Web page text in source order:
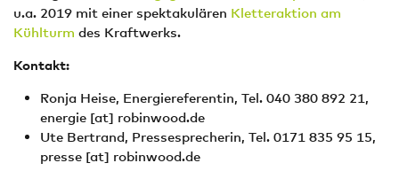
u.a. 2019 mit einer spektakulären Kletteraktion am
Kühlturm des Kraftwerks.
Kontakt:
Ronja Heise, Energiereferentin, Tel. 040 380 892 21,
energie [at] robinwood.de
Ute Bertrand, Pressesprecherin, Tel. 0171 835 95 15,
presse [at] robinwood.de